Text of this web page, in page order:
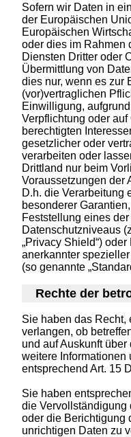
Sofern wir Daten in
der Europäischen
Europäischen
oder dies im Rahmen
Diensten Dritter oder
Übermittlung von
dies nur, wenn es zur
(vor)vertraglichen
Einwilligung,
Verpflichtung oder
berechtigten
gesetzlicher oder
verarbeiten oder
Drittland nur beim
Voraussetzungen der
D.h. die Verarbeitung
besonderer
Feststellung eines
Datenschutzniveaus
„Privacy Shield“) oder
anerkannter
(so genannte
Rechte der
Sie haben das Recht,
verlangen, ob
und auf Auskunft
weitere Informationen
entsprechend Art. 15
Sie haben
die Vervollständigung
oder die Berichtigung
unrichtigen Daten zu